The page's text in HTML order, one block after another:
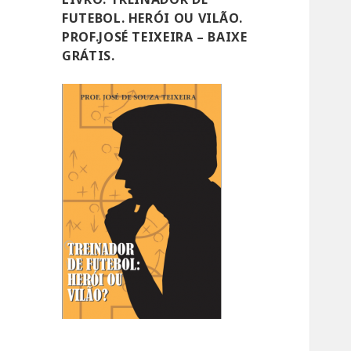
FUTEBOL. HERÓI OU VILÃO.
PROF.JOSÉ TEIXEIRA – BAIXE
GRÁTIS.